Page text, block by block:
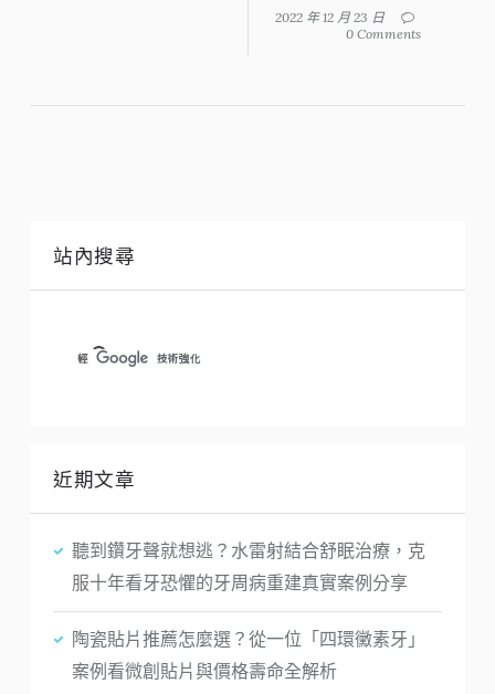
2022 年 12 月 23 日
0 Comments
站內搜尋
近期文章
聽到鑽牙聲就想逃？水雷射結合舒眠治療，克
服十年看牙恐懼的牙周病重建真實案例分享
陶瓷貼片推薦怎麼選？從一位「四環黴素牙」
案例看微創貼片與價格壽命全解析